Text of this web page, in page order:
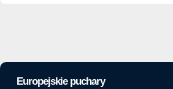
Europejskie puchary